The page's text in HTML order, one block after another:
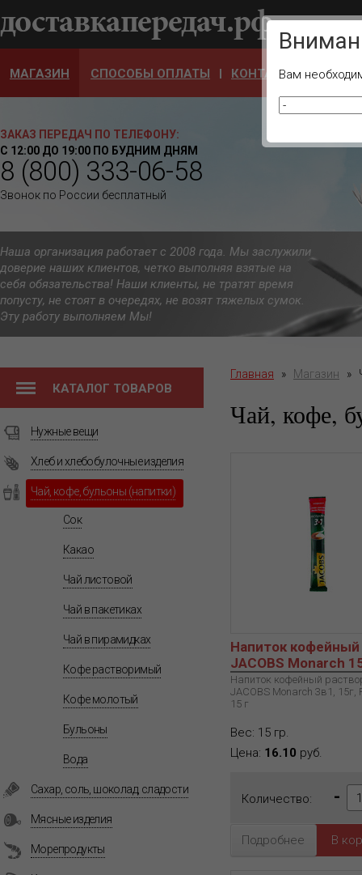
Ваш
МАГАЗИН СПОСОБЫ ОПЛАТЫ КОНТАКТЫ
ЗАКАЗ ПЕРЕДАЧ ПО ТЕЛЕФОНУ:
С 12:00 ДО 19:00 ПО БУДНИМ ДНЯМ
8 (800) 333-06-58
Звонок по России бесплатный
Наша организация работает с 2008 года. Мы заслужили
доверие наших клиентов, четко выполняя взятые на
себя обязательства! Наши клиенты, не тратят время
попусту, не стоят в очередях, не возят тяжелых сумок.
Эту работу выполняем Мы!
КАТАЛОГ ТОВАРОВ
Нужные вещи
Хлеб и хлебобулочные изделия
Чай, кофе, бульоны (напитки)
Сок
Какао
Чай листовой
Чай в пакетиках
Чай в пирамидках
Кофе растворимый
Кофе молотый
Бульоны
Вода
Сахар, соль, шоколад, сладости
Мясные изделия
Морепродукты
Главная » Магазин »
Чай, кофе,
Напиток кофейный
JACOBS Monarch
Напиток кофейный
JACOBS Monarch 3в1, 15г,
15 г
Вес: 15 гр.
Цена: 16.10 руб.
Количество: -
Подробнее
Вам